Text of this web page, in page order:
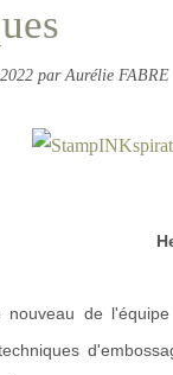
par Aurélie FABRE
nouveau de